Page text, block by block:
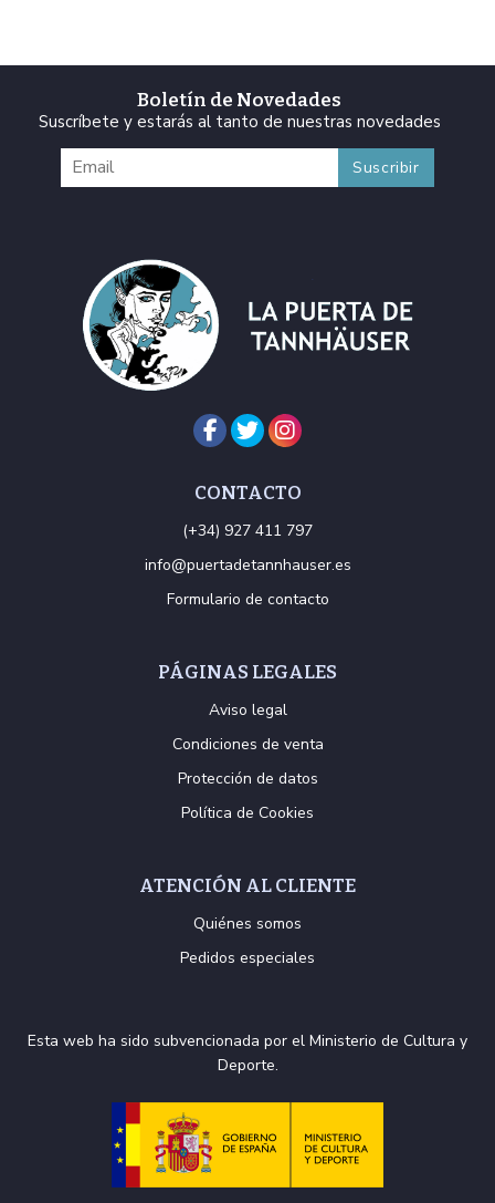
Boletín de Novedades
Suscríbete y estarás al tanto de nuestras novedades
CONTACTO
(+34) 927 411 797
info@puertadetannhauser.es
Formulario de contacto
PÁGINAS LEGALES
Aviso legal
Condiciones de venta
Protección de datos
Política de Cookies
ATENCIÓN AL CLIENTE
Quiénes somos
Pedidos especiales
Esta web ha sido subvencionada por el Ministerio de Cultura y
Deporte.